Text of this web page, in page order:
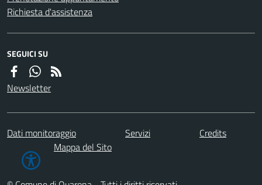
Richiesta d'assistenza
SEGUICI SU
Newsletter
Dati monitoraggio Servizi
Credits
Mappa del Sito